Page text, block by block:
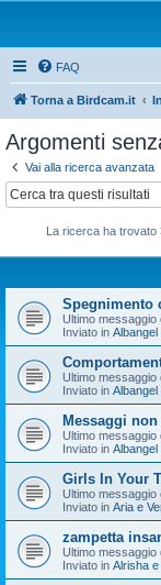
FAQ
Torna a Birdcam.it
Argomenti
Vai alla ricerca avanzata
La ricerca ha trovato
Spegnimento
Ultimo messaggio
Inviato in Albangel
Ultimo messaggio
Inviato in Albangel
Messaggi
Ultimo messaggio
Inviato in Albangel
Girls In Your
Ultimo messaggio
Inviato in Aria e
zampetta
Ultimo messaggio
Inviato in Alrisha